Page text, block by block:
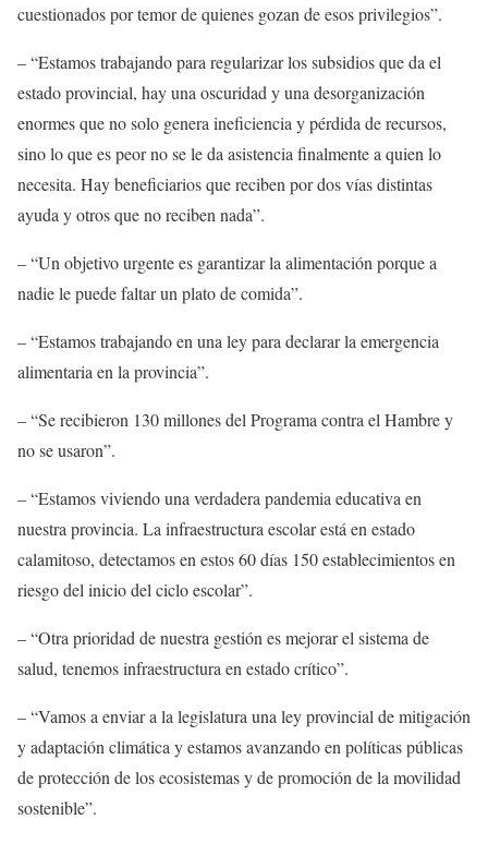
cuestionados por temor de quienes gozan de esos privilegios”.
– “Estamos trabajando para regularizar los subsidios que da el
estado provincial, hay una oscuridad y una desorganización
enormes que no solo genera ineficiencia y pérdida de recursos,
sino lo que es peor no se le da asistencia finalmente a quien lo
necesita. Hay beneficiarios que reciben por dos vías distintas
ayuda y otros que no reciben nada”.
– “Un objetivo urgente es garantizar la alimentación porque a
nadie le puede faltar un plato de comida”.
– “Estamos trabajando en una ley para declarar la emergencia
alimentaria en la provincia”.
– “Se recibieron 130 millones del Programa contra el Hambre y
no se usaron”.
– “Estamos viviendo una verdadera pandemia educativa en
nuestra provincia. La infraestructura escolarestá en estado
calamitoso, detectamos en estos 60 días 150 establecimientos en
riesgo del inicio del ciclo escolar”.
– “Otra prioridad de nuestra gestión es mejorar el sistema de
salud, tenemos infraestructura en estado crítico”.
– “Vamos a enviar a la legislatura una ley provincial de mitigación
y adaptación climática y estamos avanzando en políticas públicas
de protección de los ecosistemas y de promoción de la movilidad
sostenible”.